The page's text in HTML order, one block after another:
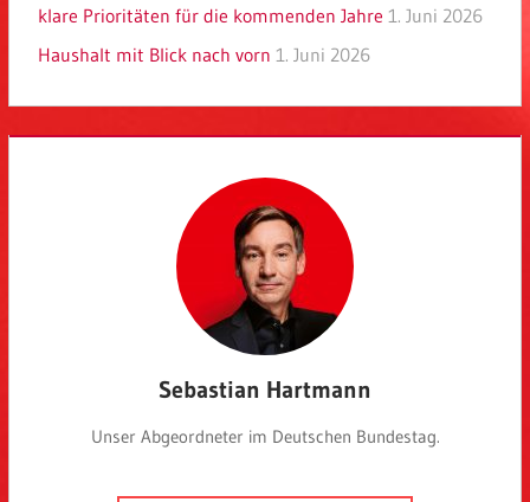
klare Prioritäten für die kommenden Jahre 1. Juni 2026
Haushalt mit Blick nach vorn 1. Juni 2026
Sebastian Hartmann
Unser Abgeordneter im Deutschen Bundestag.